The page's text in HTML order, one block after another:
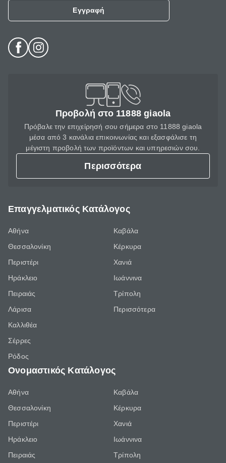
Εγγραφή
Προβολή στο 11888 giaola
Πρόβαλε την επιχείρησή σου σήμερα στο 11888 giaola
μέσα από 3 κανάλια επικοινωνίας και εξασφάλισε τη
μέγιστη προβολή των προϊόντων και υπηρεσιών σου.
Περισσότερα
Επαγγελματικός Κατάλογος
Αθήνα
Θεσσαλονίκη
Περιστέρι
Ηράκλειο
Πειραιάς
Λάρισα
Καλλιθέα
Σέρρες
Ρόδος
Καβάλα
Κέρκυρα
Χανιά
Ιωάννινα
Τρίπολη
Περισσότερα
Ονομαστικός Κατάλογος
Αθήνα
Θεσσαλονίκη
Περιστέρι
Ηράκλειο
Πειραιάς
Καβάλα
Κέρκυρα
Χανιά
Ιωάννινα
Τρίπολη